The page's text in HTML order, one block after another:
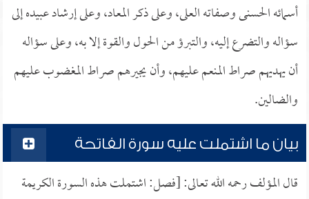
أسمائه الحسنى وصفاته العلى، وعلى ذكر المعاد، وعلى إرشاد عبيده إلى
سؤاله والتضرع إليه، والتبرؤ من الحول والقوة إلا به، وعلى سؤاله
أن يهديهم صراط المنعم عليهم، وأن يجيرهم صراط المغضوب عليهم
والضالين.
بيان ما اشتملت عليه سورة الفاتحة
قال المؤلف رحمه الله تعالى: [فصل: اشتملت هذه السورة الكريمة